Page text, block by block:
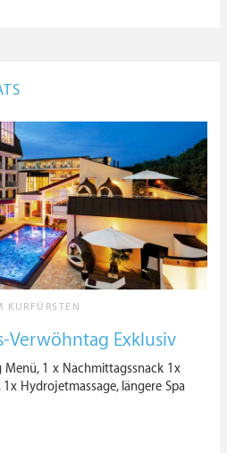
KURFÜRSTEN
Verwöhntag Exklusiv
Menü, 1 x Nachmittagssnack 1x
Hydrojetmassage, längere Spa